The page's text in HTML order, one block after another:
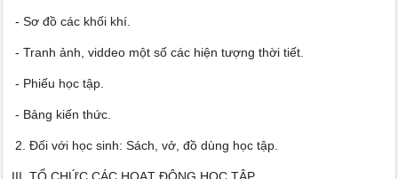
- Sơ đồ các khối khí.
- Tranh ảnh, viddeo một số các hiện tượng thời tiết.
- Phiếu học tập.
- Bảng kiến thức.
2. Đối với học sinh: Sách, vở, đồ dùng học tập.